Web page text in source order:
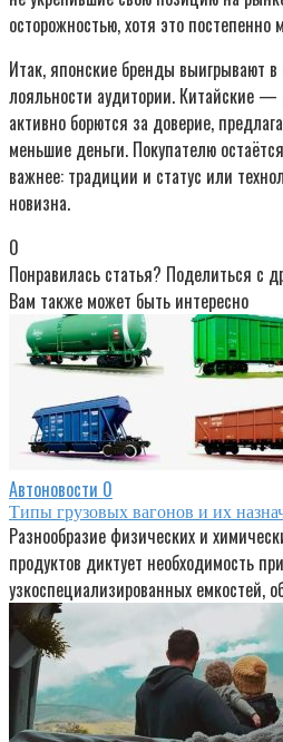
осторожностью, хотя это постепенно
Итак, японские бренды выигрывают
лояльности аудитории. Китайские
активно борются за доверие,
меньшие деньги. Покупателю
важнее: традиции и статус или
новизна.
0
Понравилась статья? Поделиться с
Вам также может быть интересно
Автоновости 0
Типы грузовых вагонов и их
Разнообразие физических и
продуктов диктует необходимость
узкоспециализированных емкостей,